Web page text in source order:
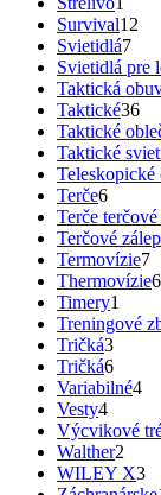
Survival12
Svietidlá7
Svietidlá pre
Taktická
Taktické36
Taktické
Taktické
Teleskopické
Terče6
Terče
Terčové
Termovízie7
Thermovízie6
Timery1
Treningové
Tričká3
Tričká6
Variabilné4
Vesty4
Výcvikové
Walther2
WILEY X3